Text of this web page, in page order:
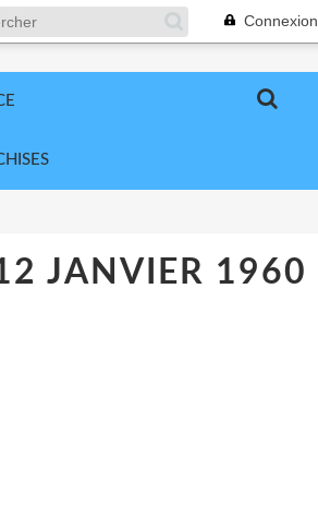
Connexion
JANVIER 1960